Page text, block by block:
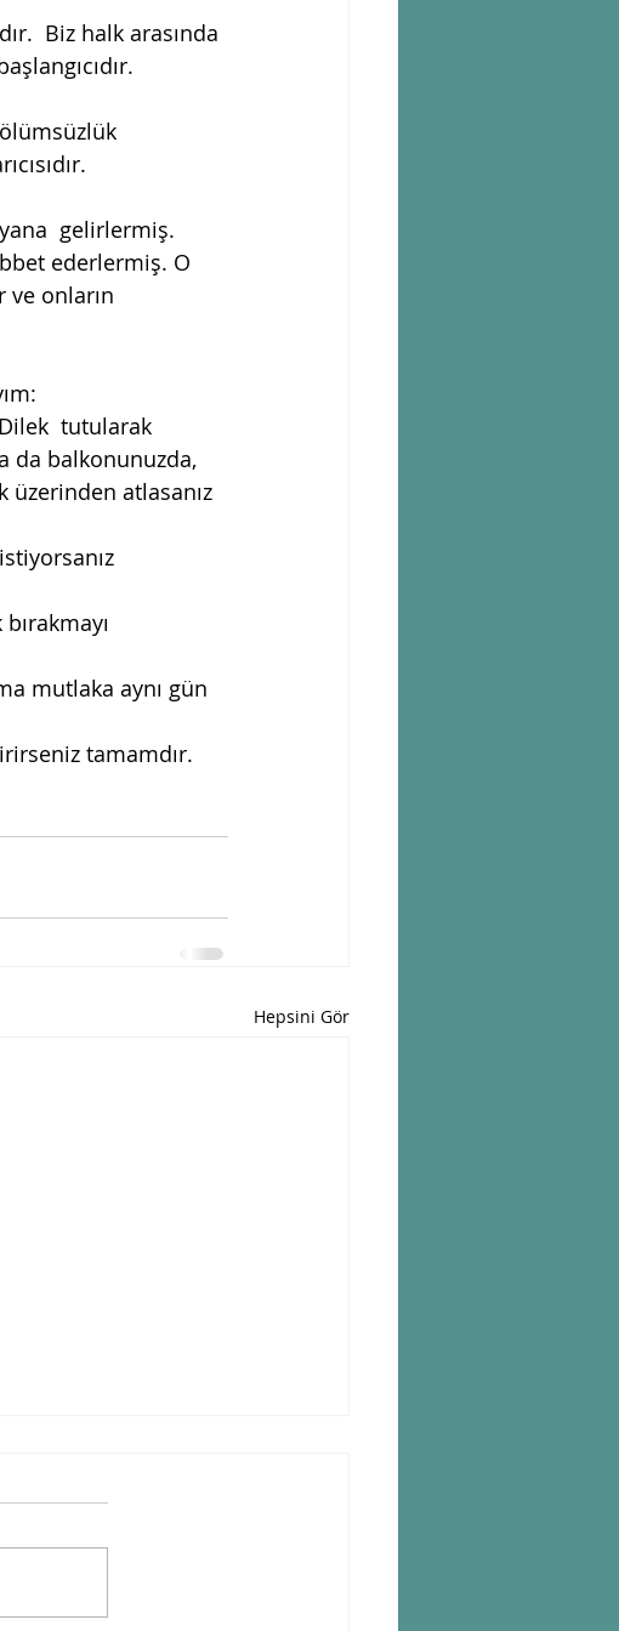
Biz halk arasında
ölümsüzlük
gelirlermiş.
ederlermiş. O
ve onların
tutularak
da balkonunuzda,
üzerinden atlasanız
mutlaka aynı gün
tamamdır.
Hepsini Gör